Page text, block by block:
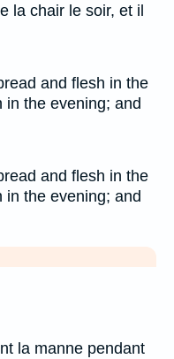
la chair le soir, et il
and flesh in the
in the evening; and
and flesh in the
in the evening; and
la manne pendant